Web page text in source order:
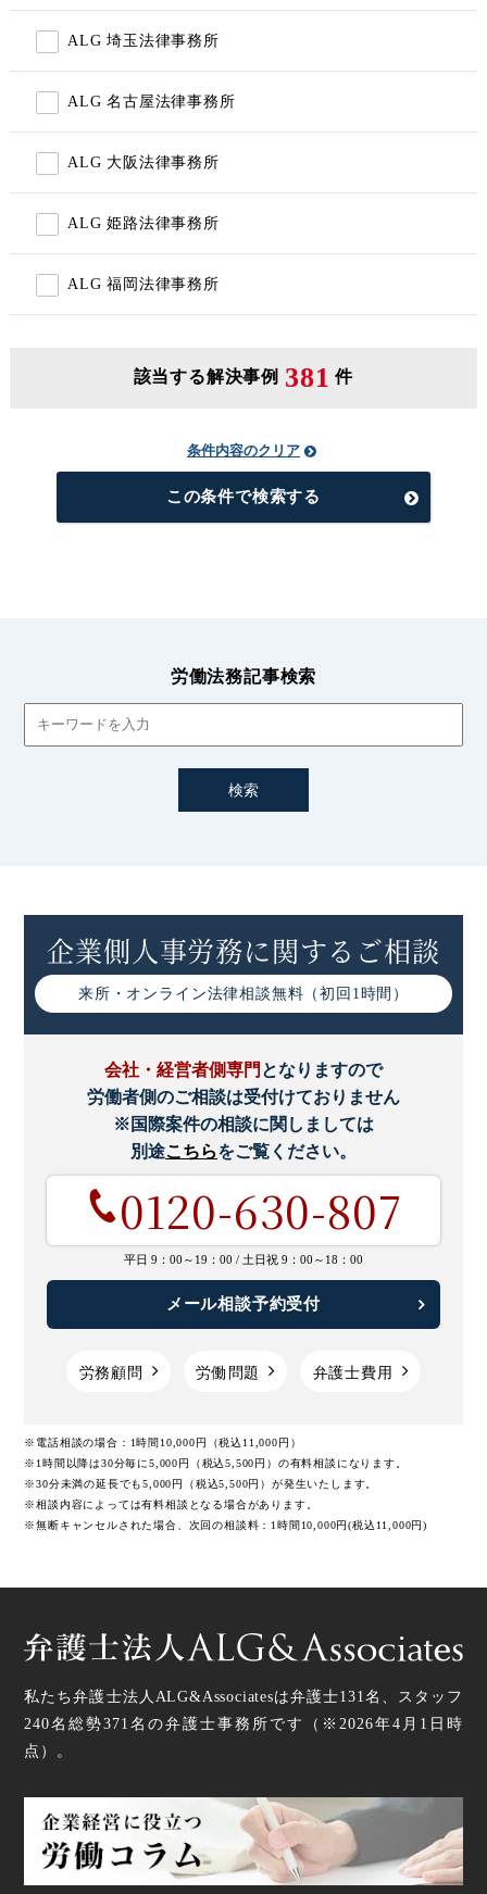
ALG 埼玉法律事務所
ALG 名古屋法律事務所
ALG 大阪法律事務所
ALG 姫路法律事務所
ALG 福岡法律事務所
該当する解決事例 381 件
条件内容のクリア
この条件で検索する
労働法務記事検索
企業側人事労務に関するご相談
来所・オンライン法律相談無料（初回1時間）
会社・経営者側専門 となりますので
労働者側のご相談は受付けておりません
※国際案件の相談に関しましては
別途こちらをご覧ください。
0120-630-807
平日 9：00～19：00 / 土日祝 9：00～18：00
メール相談予約受付
労務顧問 労働問題 弁護士費用
※電話相談の場合：1時間10,000円（税込11,000円）
※1時間以降は30分毎に5,000円（税込5,500円）の有料相談になります。
※30分未満の延長でも5,000円（税込5,500円）が発生いたします。
※相談内容によっては有料相談となる場合があります。
※無断キャンセルされた場合、次回の相談料：1時間10,000円(税込11,000円)
私たち弁護士法人ALG&Associatesは弁護士131名、スタッフ
240名総勢371 名の弁護士事務所です（ ※2026年4月1日時
点 ）。